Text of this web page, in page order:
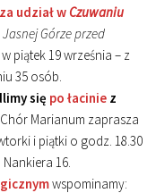
udział wCzuwaniu
Górze przed
piątek 19 września – z
35 osób.
się po łacinie z
Chór Marianum zaprasza
i piątki o godz. 18.30
16.
wspominamy: